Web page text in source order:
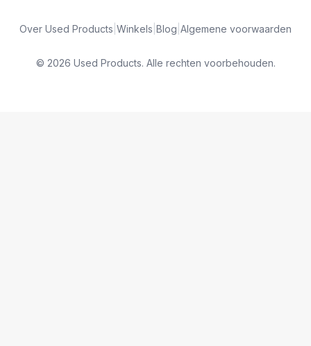
Over Used Products Winkels Blog Algemene voorwaarden
© 2026 Used Products. Alle rechten voorbehouden.